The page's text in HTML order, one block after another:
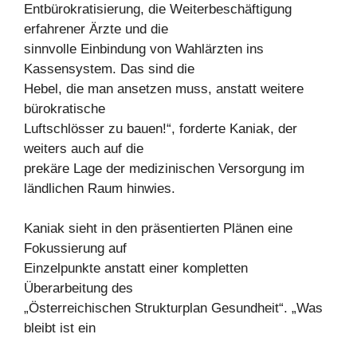
Entbürokratisierung, die Weiterbeschäftigung
erfahrener Ärzte und die
sinnvolle Einbindung von Wahlärzten ins
Kassensystem. Das sind die
Hebel, die man ansetzen muss, anstatt weitere
bürokratische
Luftschlösser zu bauen!“, forderte Kaniak, der
weiters auch auf die
prekäre Lage der medizinischen Versorgung im
ländlichen Raum hinwies.
Kaniak sieht in den präsentierten Plänen eine
Fokussierung auf
Einzelpunkte anstatt einer kompletten
Überarbeitung des
„Österreichischen Strukturplan Gesundheit“. „Was
bleibt ist ein